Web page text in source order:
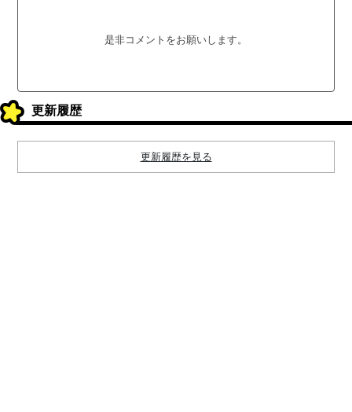
是非コメントをお願いします。
更新履歴
更新履歴を見る